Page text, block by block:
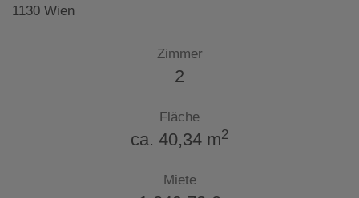
1130 Wien
Zimmer
2
Fläche
ca. 40,34 m2
Miete